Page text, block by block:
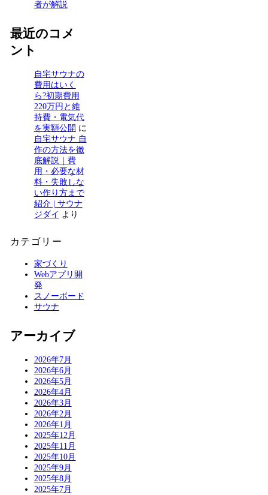
者が解説
最近のコメ
ント
自宅サウナの
費用はいく
ら?初期費用
220万円と維
持費・電気代
を実額公開 に
自宅サウナ 自
作の方法を徹
底解説｜費
用・必要な材
料・失敗しな
い作り方まで
紹介 | サウナ
ジダイ より
カテゴリー
家づくり
Webアプリ開
発
スノーボード
サウナ
アーカイブ
2026年7月
2026年6月
2026年5月
2026年4月
2026年3月
2026年2月
2026年1月
2025年12月
2025年11月
2025年10月
2025年9月
2025年8月
2025年7月